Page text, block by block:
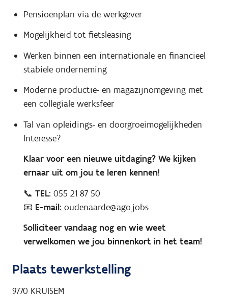
Pensioenplan via de werkgever
Mogelijkheid tot fietsleasing
Werken binnen een internationale en financieel
stabiele onderneming
Moderne productie- en magazijnomgeving met
een collegiale werksfeer
Tal van opleidings- en doorgroeimogelijkheden
Interesse?
Klaar voor een nieuwe uitdaging? We kijken
ernaar uit om jou te leren kennen!
📞 TEL: 055 21 87 50
📧 E-mail: oudenaarde@ago.jobs
Solliciteer vandaag nog en wie weet
verwelkomen we jou binnenkort in het team!
Plaats tewerkstelling
9770 KRUISEM